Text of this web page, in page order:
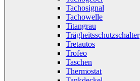
Tachosignal
Tachowelle
Titangrau
Trägheitsschutzschalter
Tretautos
Trofeo
Taschen
Thermostat